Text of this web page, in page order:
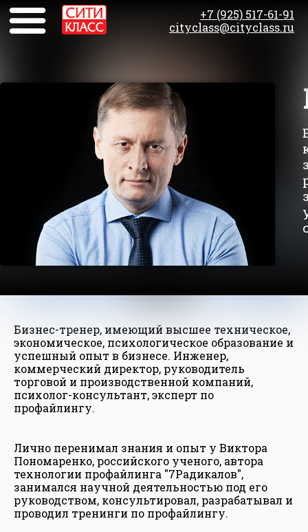
+7 (925) 517-61-91
cityclass@cityclass.ru
Бизнес-тренер, имеющий высшее техническое,
экономическое, психологическое образование и
успешный опыт в бизнесе. Инженер,
коммерческий директор, руководитель
торговой и производственной компаний,
психолог-консультант, эксперт по
профайлингу.
Лично перенимал знания и опыт у Виктора
Пономаренко, российского ученого, автора
технологии профайлинга "7Радикалов",
занимался научной деятельностью под его
руководством, консультировал, разрабатывал и
проводил тренинги по профайлингу.